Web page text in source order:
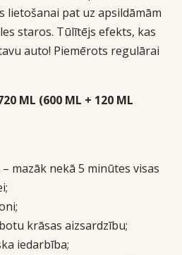
lietošanai pat uz apsildāmām
staros. Tūlītējs efekts, kas
auto! Piemērots regulārai
ML (600 ML + 120 ML
mazāk nekā 5 minūtes visas
krāsas aizsardzību;
iedarbība;